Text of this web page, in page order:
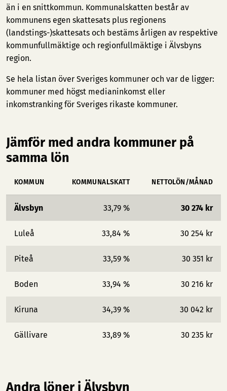
än i en snittkommun. Kommunalskatten består av
kommunens egen skattesats plus regionens
(landstings-)skattesats och bestäms årligen av respektive
kommunfullmäktige och regionfullmäktige i Älvsbyns
region.
Se hela listan över Sveriges kommuner och var de ligger:
kommuner med högst medianinkomst eller
inkomstranking för Sveriges rikaste kommuner.
Jämför med andra kommuner på
samma lön
KOMMUN KOMMUNALSKATT NETTOLÖN/MÅNAD
Älvsbyn 33,79 % 30 274 kr
Luleå 33,84 % 30 254 kr
Piteå 33,59 % 30 351 kr
Boden 33,94 % 30 216 kr
Kiruna 34,39 % 30 042 kr
Gällivare 33,89 % 30 235 kr
Andra löner i Älvsbyn